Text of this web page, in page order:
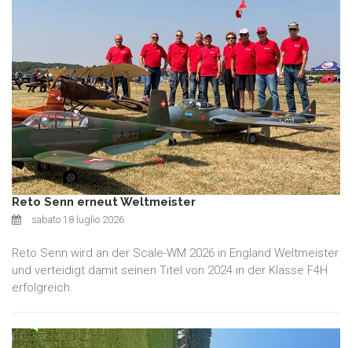
Reto Senn erneut Weltmeister
sabato 18 luglio 2026
Reto Senn wird an der Scale-WM 2026 in England Weltmeister
und verteidigt damit seinen Titel von 2024 in der Klasse F4H
erfolgreich.